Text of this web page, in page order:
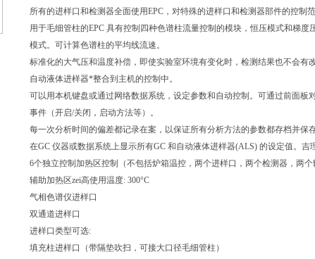
所有的进样口和检测器全面使用EPC，对特殊的进样口和检测器部件的控制
用于毛细管柱的EPC 具有控制四种色谱柱流量控制的模块，恒压模式和梯度
模式。可计算色谱柱的平均线流速。
标准化的大气压和温度补偿，即使实验室环境有变化时，检测结果也不会有改
自动液体进样器*整合到主机的控制中。
可以用本机键盘或通过网络数据系统，设定参数和自动控制。可通过前面
事件（开启/关闭，启动方法等）。
每一次分析时间的偏差都记录在案，以保证所有分析方法的参数都存档并保存
在GC 仪器或数据系统上显示所有GC 和自动液体进样器(ALS) 的设定值。吉
6个独立控制加热区控制（不包括炉箱温控，两个进样口，两个检测器，两个
辅助加热区zei高使用温度: 300°C
气相色谱仪进样口
双通道进样口
进样口类型可选:
填充柱进样口（带隔垫吹扫，可接大口径毛细管柱）